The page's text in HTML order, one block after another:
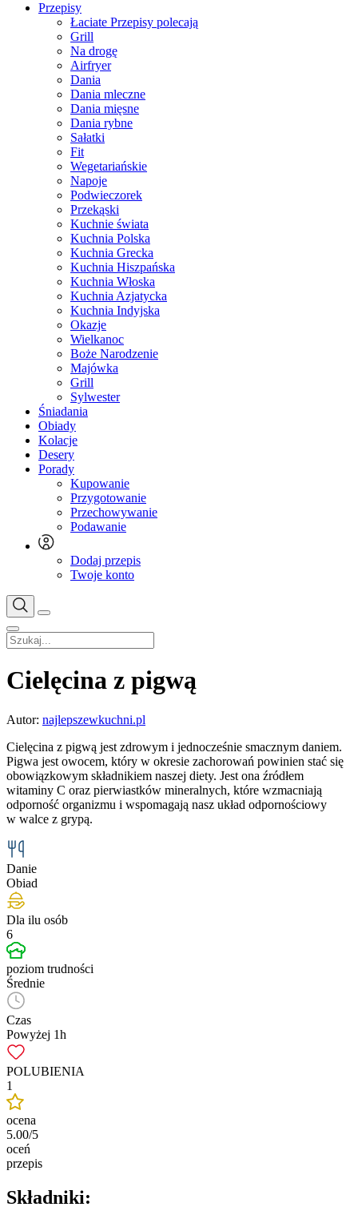
Przepisy
Łaciate Przepisy polecają
Grill
Na drogę
Airfryer
Dania
Dania mleczne
Dania mięsne
Dania rybne
Sałatki
Fit
Wegetariańskie
Napoje
Podwieczorek
Przekąski
Kuchnie świata
Kuchnia Polska
Kuchnia Grecka
Kuchnia Hiszpańska
Kuchnia Włoska
Kuchnia Azjatycka
Kuchnia Indyjska
Okazje
Wielkanoc
Boże Narodzenie
Majówka
Grill
Sylwester
Śniadania
Obiady
Kolacje
Desery
Porady
Kupowanie
Przygotowanie
Przechowywanie
Podawanie
Dodaj przepis
Twoje konto
Cielęcina z pigwą
Autor: najlepszewkuchni.pl
Cielęcina z pigwą jest zdrowym i jednocześnie smacznym daniem.
Pigwa jest owocem, który w okresie zachorowań powinien stać się
obowiązkowym składnikiem naszej diety. Jest ona źródłem
witaminy C oraz pierwiastków mineralnych, które wzmacniają
odporność organizmu i wspomagają nasz układ odpornościowy
w walce z grypą.
Danie
Obiad
Dla ilu osób
6
poziom trudności
Średnie
Czas
Powyżej 1h
POLUBIENIA
1
ocena
5.00/5
oceń
przepis
Składniki: